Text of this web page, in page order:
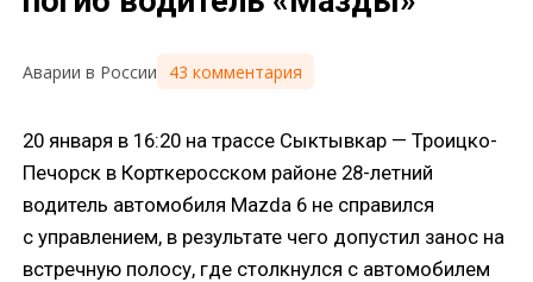
Аварии в России 43 комментария
20 января в 16:20 на трассе Сыктывкар — Троицко-
Печорск в Корткеросском районе 28-летний
водитель автомобиля Mazda 6 не справился
с управлением, в результате чего допустил занос на
встречную полосу, где столкнулся с автомобилем